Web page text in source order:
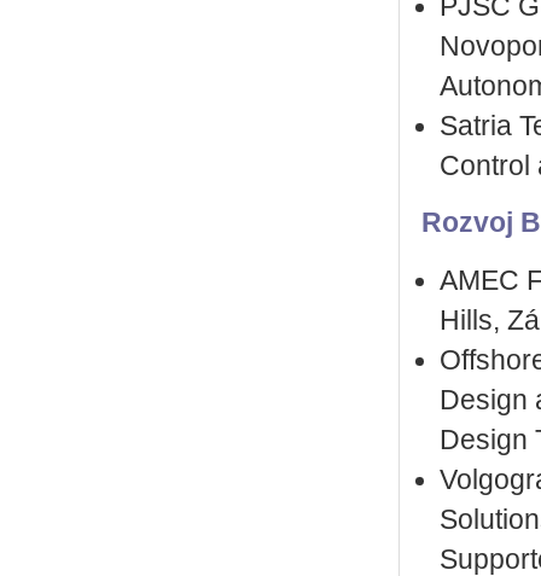
PJSC
Satria
Control
Rozvoj
AMEC
Hills,
Design
Design